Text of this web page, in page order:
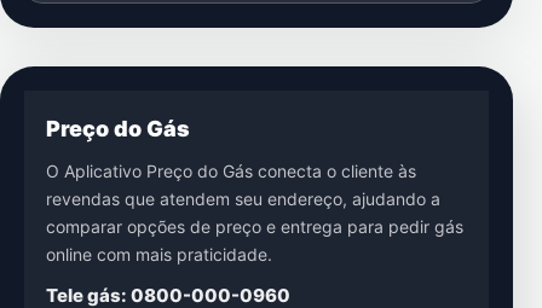
Preço do Gás
O Aplicativo Preço do Gás conecta o cliente às
revendas que atendem seu endereço, ajudando a
comparar opções de preço e entrega para pedir gás
online com mais praticidade.
Tele gás: 0800-000-0960